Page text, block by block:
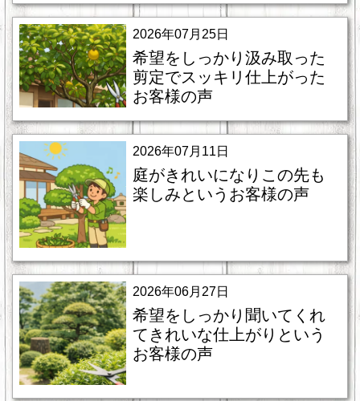
2026年07月25日
希望をしっかり汲み取った
剪定でスッキリ仕上がった
お客様の声
2026年07月11日
庭がきれいになりこの先も
楽しみというお客様の声
2026年06月27日
希望をしっかり聞いてくれ
てきれいな仕上がりという
お客様の声